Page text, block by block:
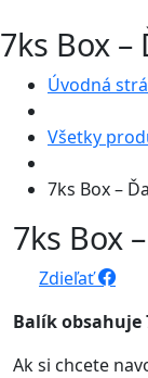
7ks Box –
Úvodná
Všetky
7ks Box –
7ks Box
Zdieľať
Balík
Ak si chcete